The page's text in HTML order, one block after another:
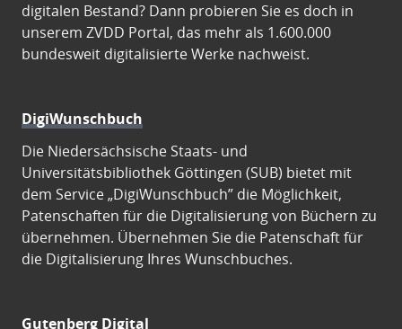
digitalen Bestand? Dann probieren Sie es doch in
unserem ZVDD Portal, das mehr als 1.600.000
bundesweit digitalisierte Werke nachweist.
DigiWunschbuch
Die Niedersächsische Staats- und
Universitätsbibliothek Göttingen (SUB) bietet mit
dem Service „DigiWunschbuch” die Möglichkeit,
Patenschaften für die Digitalisierung von Büchern zu
übernehmen. Übernehmen Sie die Patenschaft für
die Digitalisierung Ihres Wunschbuches.
Gutenberg Digital